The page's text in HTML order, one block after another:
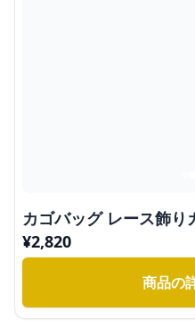
カゴバッグ レース飾り
¥2,820
商品の